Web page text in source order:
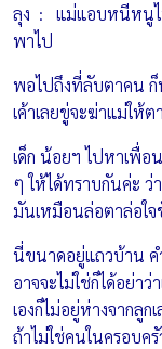
ลุง : แม่แอบหนีหนูไป
พาไป
พอไปถึงที่ลับตาคน ก็
เค้าเลยขู่จะฆ่าแม่ให้ต
เด็ก น้อยฯ ไปหาเพื่อ
ๆ ให้ได้ทราบกันค่ะ ว่
มันเหมือนล่อตาล่อใ
นี่ขนาดอยู่แถวบ้าน ค
อาจจะไม่ใช่ก็ได้อย่า
เองก็ไม่อยู่ห่างจากลู
ถ้าไม่ใช่คนในครอบครั